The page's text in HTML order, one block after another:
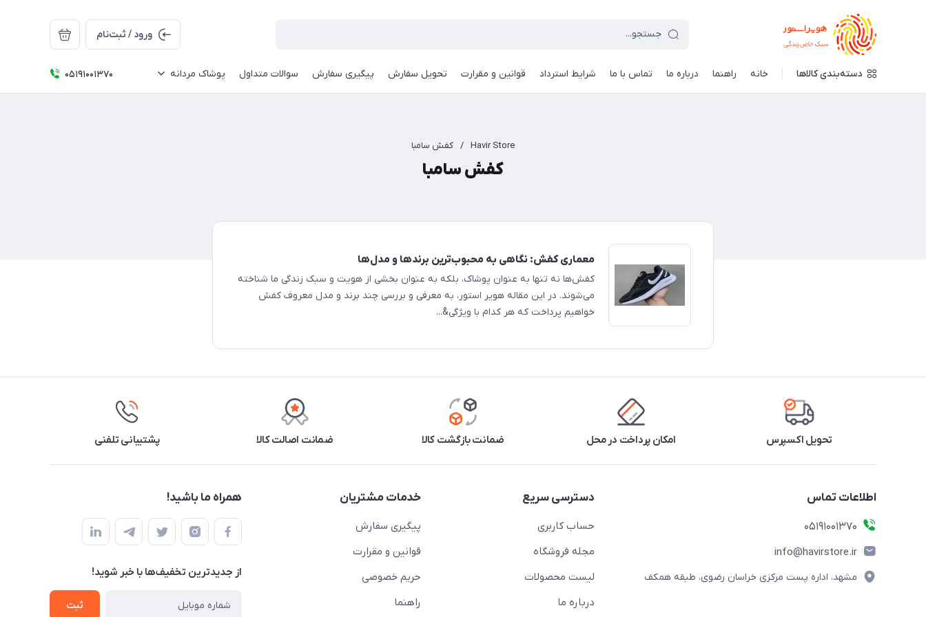
ورود / ثبت‌نام
دسته‌بندی کالاها خانه راهنما درباره ما تماس با ما شرایط استرداد قوانین و مقرارت تحویل سفارش پیگیری سفارش سوالات متداول پوشاک مردانه 05191001370
Havir Store
/ کفش سامبا
کفش سامبا
معماری کفش: نگاهی به محبوب‌ترین برندها و مدل‌ها
کفش‌ها نه تنها به عنوان پوشاک، بلکه به عنوان بخشی از هویت و سبک زندگی ما شناخته
می‌شوند. در این مقاله هویر استور، به معرفی و بررسی چند برند و مدل معروف کفش
خواهیم پرداخت که هر کدام با ویژگی&...
تحویل اکسپرس امکان پرداخت در محل ضمانت بازگشت کالا ضمانت اصالت کالا پشتیبانی تلفنی
اطلاعات تماس
05191001370
info@havirstore.ir
مشهد، اداره پست مرکزی خراسان رضوی، طبقه همکف
دسترسی سریع
حساب کاربری
مجله فروشگاه
لیست محصولات
درباره ما
خدمات مشتریان
پیگیری سفارش
قوانین و مقرارت
حریم خصوصی
راهنما
همراه ما باشید!
از جدید‌ترین تخفیف‌ها با‌ خبر شوید!
ثبت